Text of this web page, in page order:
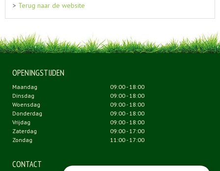
> Terug naar de website
OPENINGSTIJDEN
Maandag
09:00 - 18:00
Dinsdag
09:00 - 18:00
Woensdag
09:00 - 18:00
Donderdag
09:00 - 18:00
Vrijdag
09:00 - 18:00
Zaterdag
09:00 - 17:00
Zondag
11:00 - 17:00
CONTACT